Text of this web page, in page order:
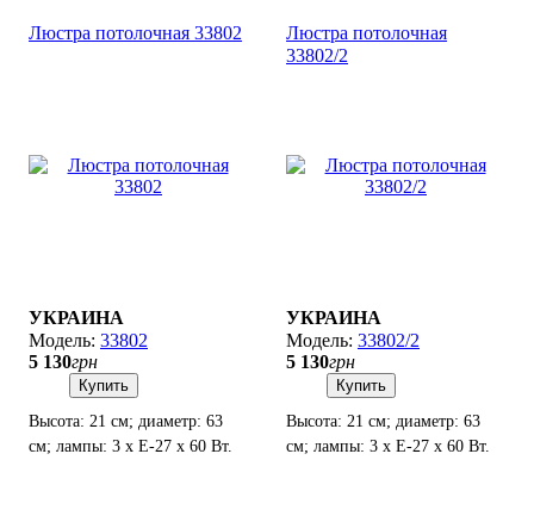
Люстра потолочная 33802
УКРАИНА
33802
5 130грн
Купить
Высота: 21 см; диаметр: 63
см; лампы: 3 х Е-27 х 60 Вт.
Люстра потолочная
33802/2
УКРАИНА
33802/2
5 130грн
Купить
Высота: 21 см; диаметр: 63
см; лампы: 3 х Е-27 х 60 Вт.